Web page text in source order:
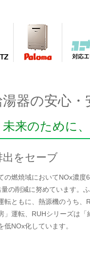
器の安心・
来のために
出をセーブ
の燃焼域においてNOx濃度
の削減に努めています。
転ともに、熱源機のうち、
」運転、RUHシリーズは「
NOx化しています。